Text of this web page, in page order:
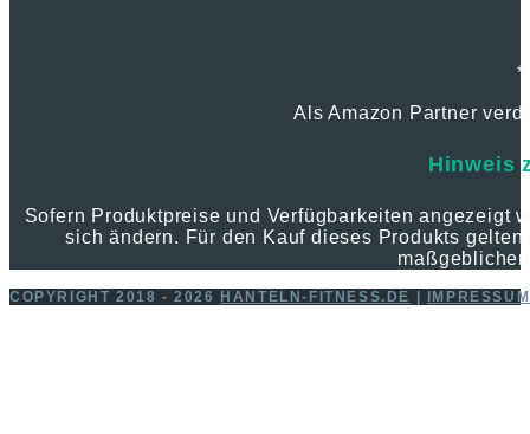
*
Als Amazon Partner
Hinweis
Sofern Produktpreise und Verfügbarkeiten angezeigt
sich ändern. Für den Kauf dieses Produkts
COPYRIGHT 2018 - 2026 HANTELN-FITNESS.DE | IMPRESSUM